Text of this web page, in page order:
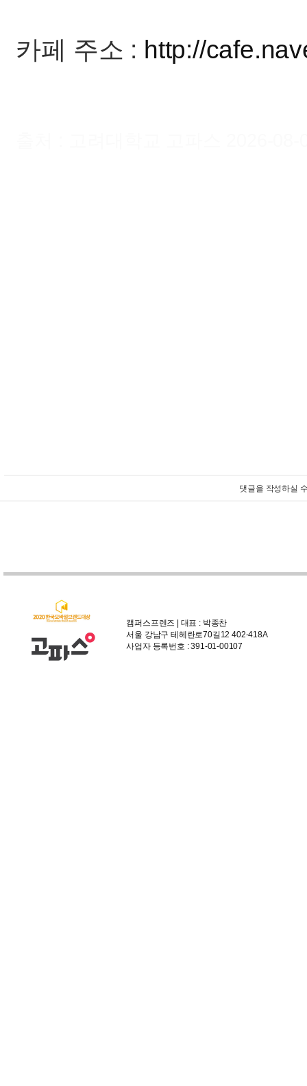
카페 주소 : http://
댓글을 작성하실
캠퍼스프렌즈 | 대표 : 박종찬
서울 강남구 테헤란로70길12 402-418A
사업자 등록번호 : 391-01-00107